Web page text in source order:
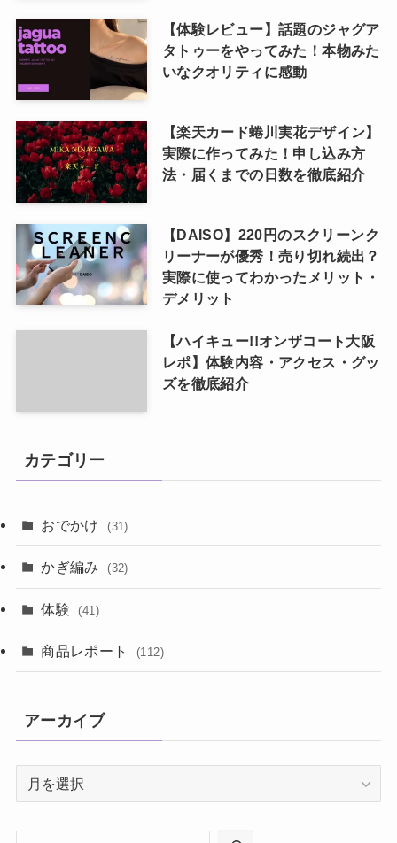
【体験レビュー】話題のジャグア
タトゥーをやってみた！本物みた
いなクオリティに感動
【楽天カード蜷川実花デザイン】
実際に作ってみた！申し込み方
法・届くまでの日数を徹底紹介
【DAISO】220円のスクリーンク
リーナーが優秀！売り切れ続出？
実際に使ってわかったメリット・
デメリット
【ハイキュー!!オンザコート大阪
レポ】体験内容・アクセス・グッ
ズを徹底紹介
カテゴリー
おでかけ (31)
かぎ編み (32)
体験 (41)
商品レポート (112)
アーカイブ